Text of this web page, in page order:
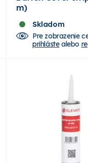
m)
Skladom
Pre zobrazenie
prihlástealebo